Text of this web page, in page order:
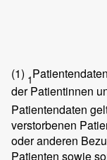
(1) 1
der Patientinnen
Patientendaten
verstorbenen
oder anderen
Patienten sowie